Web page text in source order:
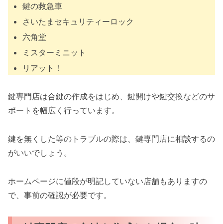
鍵の救急車
さいたまセキュリティーロック
六角堂
ミスターミニット
リアット！
鍵専門店は合鍵の作成をはじめ、鍵開けや鍵交換などのサ
ポートを幅広く行っています。
鍵を無くした等のトラブルの際は、鍵専門店に相談するの
がいいでしょう。
ホームページに値段が明記していない店舗もありますの
で、事前の確認が必要です。